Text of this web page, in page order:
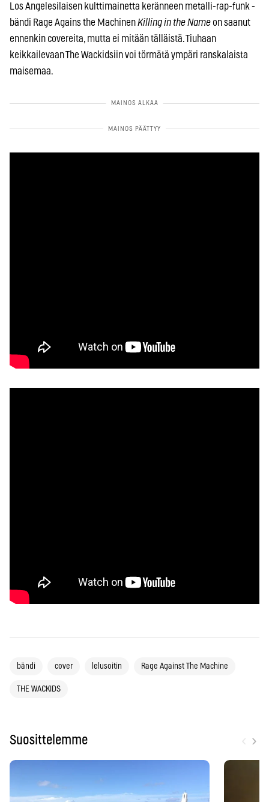
Los Angelesilaisen kulttimainetta keränneen metalli-rap-funk -
bändi Rage Agains the MachinenKilling in the Name on saanut
ennenkin covereita, mutta ei mitään tälläistä. Tiuhaan
keikkailevaan The Wackidsiin voi törmätä ympäri ranskalaista
maisemaa.
bändi cover lelusoitin Rage Against The Machine
THE WACKIDS
Suosittelemme ›